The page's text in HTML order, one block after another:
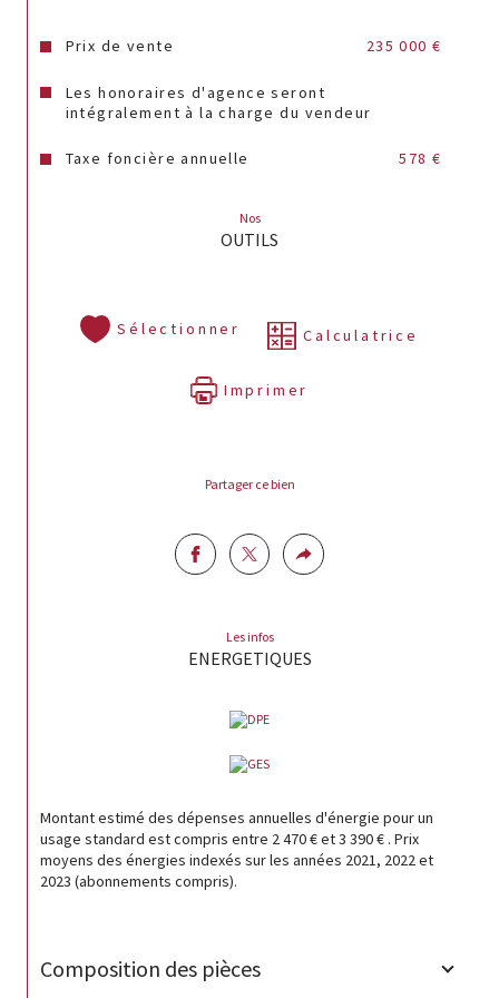
www.géorisques.gouv.fr.
Annonce proposée par un agent commercial
Prix de vente 235 000 €
Les honoraires d'agence seront
intégralement à la charge du vendeur
Taxe foncière annuelle 578 €
Nos
OUTILS
Sélectionner Calculatrice
Imprimer
Partager ce bien
Les infos
ENERGETIQUES
Montant estimé des dépenses annuelles d'énergie pour un
usage standard est compris entre 2 470 € et 3 390 € . Prix
moyens des énergies indexés sur les années 2021, 2022 et
2023 (abonnements compris).
Composition des pièces